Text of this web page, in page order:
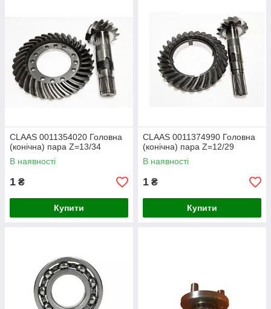
CLAAS 0011354020 Головна
(конічна) пара Z=13/34
В наявності
1 ₴
Купити
CLAAS 0011374990 Головна
(конічна) пара Z=12/29
В наявності
1 ₴
Купити